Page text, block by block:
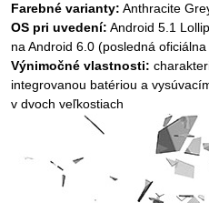
Farebné varianty: Anthracite
OS pri uvedení: Android 5.1
na Android 6.0 (posledná
Výnimočné vlastnosti:
integrovanou batériou a
v dvoch veľkostiach